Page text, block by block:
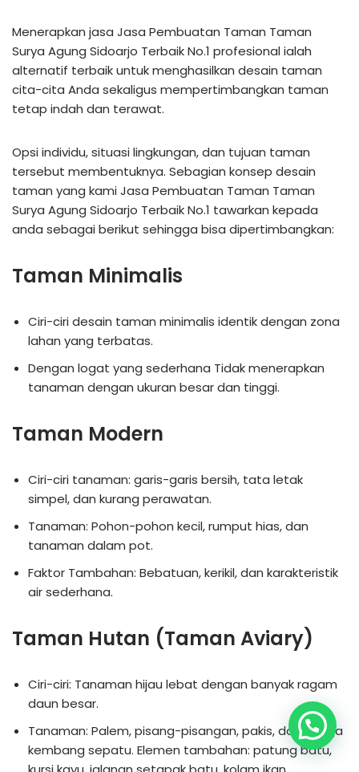
Menerapkan jasa Jasa Pembuatan Taman Taman
Surya Agung Sidoarjo Terbaik No.1 profesional ialah
alternatif terbaik untuk menghasilkan desain taman
cita-cita Anda sekaligus mempertimbangkan taman
tetap indah dan terawat.
Opsi individu, situasi lingkungan, dan tujuan taman
tersebut membentuknya. Sebagian konsep desain
taman yang kami Jasa Pembuatan Taman Taman
Surya Agung Sidoarjo Terbaik No.1 tawarkan kepada
anda sebagai berikut sehingga bisa dipertimbangkan:
Taman Minimalis
Ciri-ciri desain taman minimalis identik dengan zona
lahan yang terbatas.
Dengan logat yang sederhana Tidak menerapkan
tanaman dengan ukuran besar dan tinggi.
Taman Modern
Ciri-ciri tanaman: garis-garis bersih, tata letak
simpel, dan kurang perawatan.
Tanaman: Pohon-pohon kecil, rumput hias, dan
tanaman dalam pot.
Faktor Tambahan: Bebatuan, kerikil, dan karakteristik
air sederhana.
Taman Hutan (Taman Aviary)
Ciri-ciri: Tanaman hijau lebat dengan banyak ragam
daun besar.
Tanaman: Palem, pisang-pisangan, pakis, dan bunga
kembang sepatu. Elemen tambahan: patung batu,